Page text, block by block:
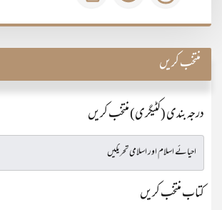
منتخب کریں
درجہ بندی (کٹیگری) منتخب کریں
کتاب منتخب کریں